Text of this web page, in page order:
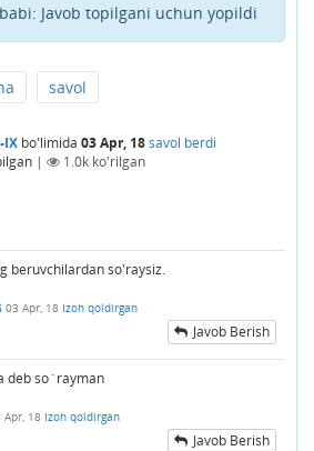
Javob topilgani uchun yopildi
savol
IX bo'limida 03 Apr, 18savol berdi
| 1.0k ko'rilgan
beruvchilardan so'raysiz.
03 Apr, 18 Izoh qoldirgan
Javob Berish
deb so`rayman
Apr, 18 Izoh qoldirgan
Javob Berish